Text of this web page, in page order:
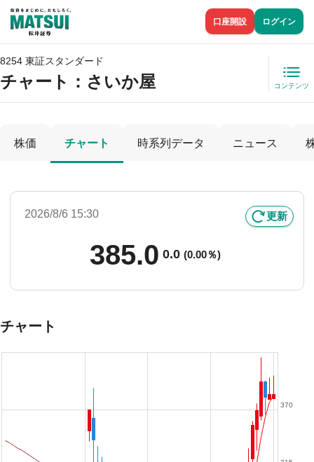
口座開設 ログイン
8254 東証スタンダード
チャート： さいか屋 コンテンツ
株価 チャート 時系列データ ニュース
2026/8/6 15:30 更新
385.0 0.0 (0.00％)
チャート
370